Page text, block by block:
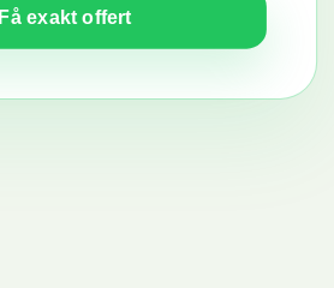
Få exakt offert